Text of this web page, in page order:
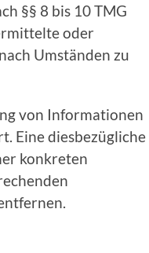
§§ 8 bis 10 TMG
oder
Umständen zu
von Informationen
Eine diesbezügliche
konkreten